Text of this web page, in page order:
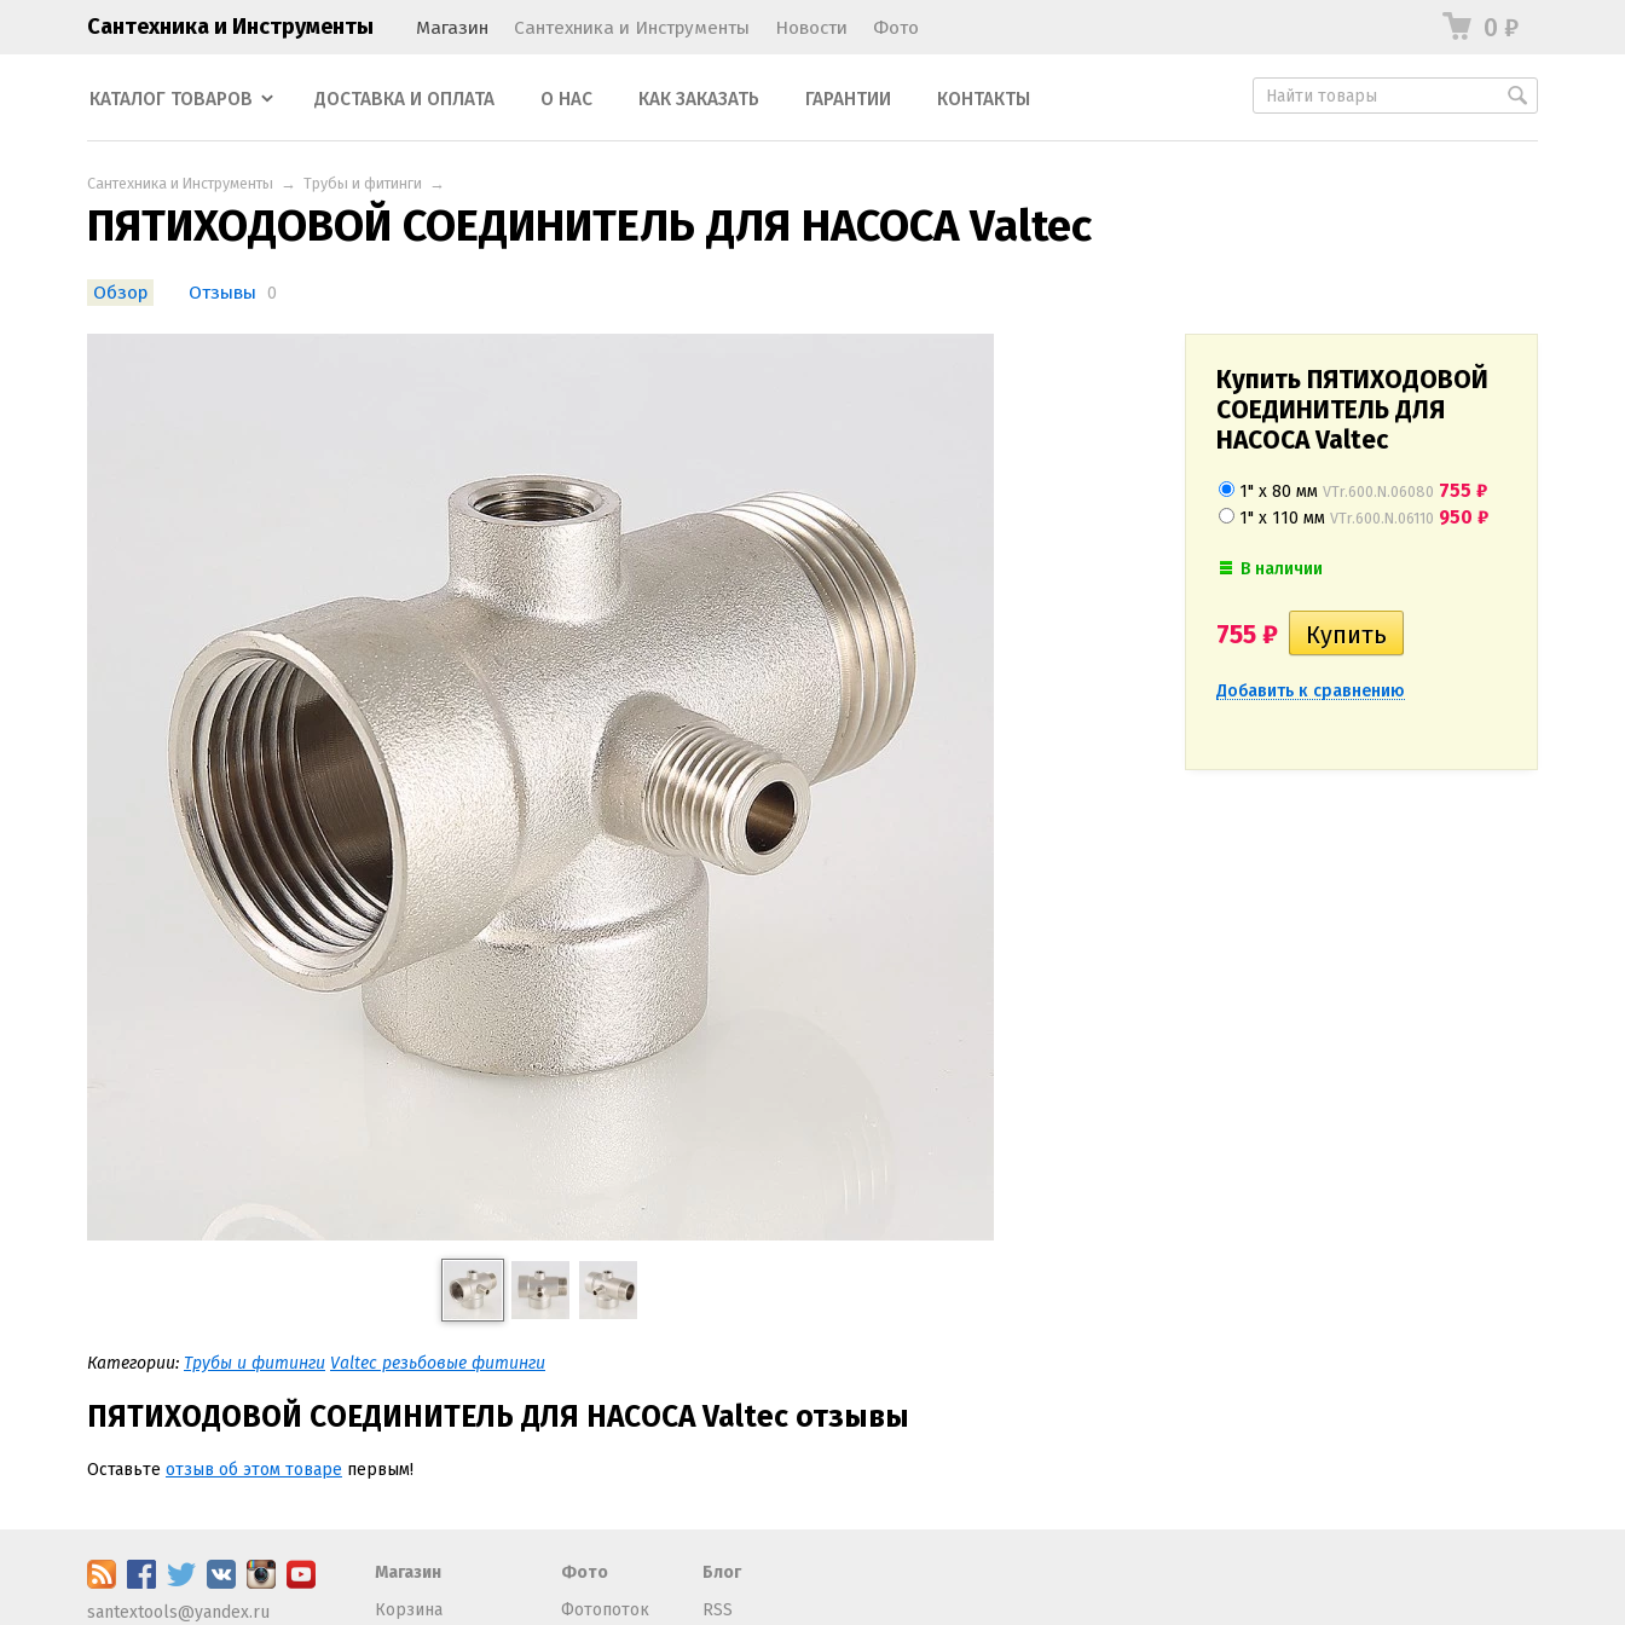
Сантехника и Инструменты Магазин Сантехника и Инструменты Новости Фото 0 ₽
КАТАЛОГ ТОВАРОВ ДОСТАВКА И ОПЛАТА О НАС КАК ЗАКАЗАТЬ ГАРАНТИИ КОНТАКТЫ
Сантехника и Инструменты → Трубы и фитинги →
ПЯТИХОДОВОЙ СОЕДИНИТЕЛЬ ДЛЯ НАСОСА Valtec
Обзор Отзывы 0
Купить ПЯТИХОДОВОЙ
СОЕДИНИТЕЛЬ ДЛЯ
НАСОСА Valtec
1" х 80 мм VTr.600.N.06080 755 ₽
1" х 110 мм VTr.600.N.06110 950 ₽
В наличии
755₽
Добавить к сравнению
Категории: Трубы и фитинги Valtec резьбовые фитинги
ПЯТИХОДОВОЙ СОЕДИНИТЕЛЬ ДЛЯ НАСОСА Valtec отзывы
Оставьте отзыв об этом товаре первым!
santextools@yandex.ru
Магазин
Корзина
Фото
Фотопоток
Блог
RSS